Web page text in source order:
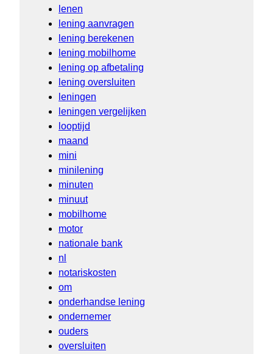
lenen
lening aanvragen
lening berekenen
lening mobilhome
lening op afbetaling
lening oversluiten
leningen
leningen vergelijken
looptijd
maand
mini
minilening
minuten
minuut
mobilhome
motor
nationale bank
nl
notariskosten
om
onderhandse lening
ondernemer
ouders
oversluiten